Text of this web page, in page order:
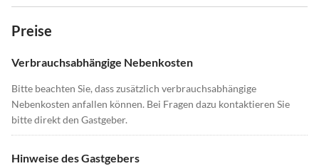
Preise
Verbrauchsabhängige Nebenkosten
Bitte beachten Sie, dass zusätzlich verbrauchsabhängige
Nebenkosten anfallen können. Bei Fragen dazu kontaktieren Sie
bitte direkt den Gastgeber.
Hinweise des Gastgebers